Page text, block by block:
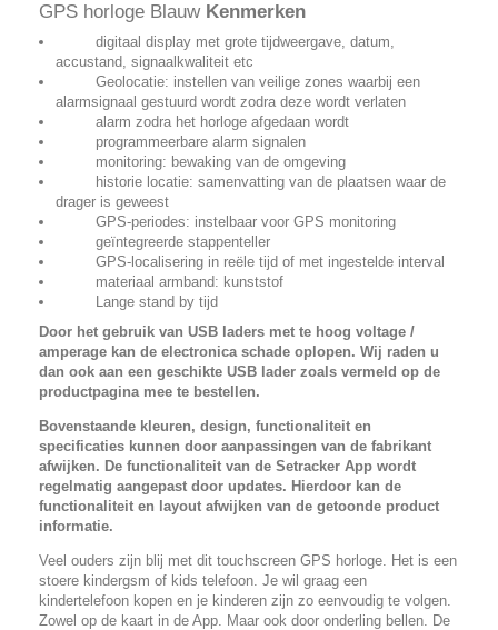
GPS horloge Blauw Kenmerken
digitaal display met grote tijdweergave, datum,
accustand, signaalkwaliteit etc
Geolocatie: instellen van veilige zones waarbij een
alarmsignaal gestuurd wordt zodra deze wordt verlaten
alarm zodra het horloge afgedaan wordt
programmeerbare alarm signalen
monitoring: bewaking van de omgeving
historie locatie: samenvatting van de plaatsen waar de
drager is geweest
GPS-periodes: instelbaar voor GPS monitoring
geïntegreerde stappenteller
GPS-localisering in reële tijd of met ingestelde interval
materiaal armband: kunststof
Lange stand by tijd
Door het gebruik van USB laders met te hoog voltage /
amperage kan de electronica schade oplopen. Wij raden u
dan ook aan een geschikte USB lader zoals vermeld op de
productpagina mee te bestellen.
Bovenstaande kleuren, design, functionaliteit en
specificaties kunnen door aanpassingen van de fabrikant
afwijken. De functionaliteit van de Setracker App wordt
regelmatig aangepast door updates. Hierdoor kan de
functionaliteit en layout afwijken van de getoonde product
informatie.
Veel ouders zijn blij met dit touchscreen GPS horloge. Het is een
stoere kindergsm of kids telefoon. Je wil graag een
kindertelefoon kopen en je kinderen zijn zo eenvoudig te volgen.
Zowel op de kaart in de App. Maar ook door onderling bellen. De